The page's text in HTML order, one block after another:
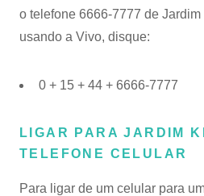
o telefone 6666-7777 de
usando a Vivo, disque:
0 + 15 + 44 + 6666-7777
LIGAR PARA JARDIM
TELEFONE CELULAR
Para ligar de um celular para